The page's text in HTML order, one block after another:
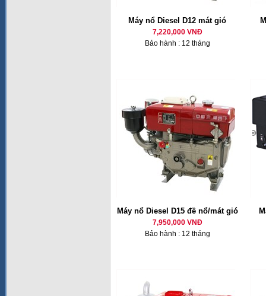
Máy nổ Diesel D12 mát gió
7,220,000 VNĐ
Bảo hành : 12 tháng
Máy nổ Diesel D15 đề nổ/mát gió
7,950,000 VNĐ
Bảo hành : 12 tháng